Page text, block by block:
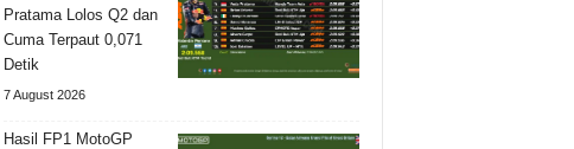
Pratama Lolos Q2 dan
Cuma Terpaut 0,071
Detik
7 August 2026
Hasil FP1 MotoGP